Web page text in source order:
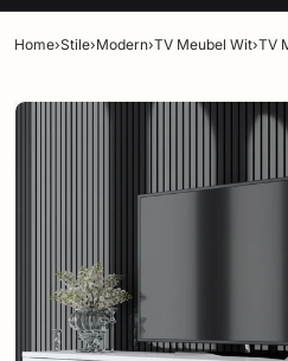
Zoeken
Home›Stile›Modern›TV Meubel Wit›TV